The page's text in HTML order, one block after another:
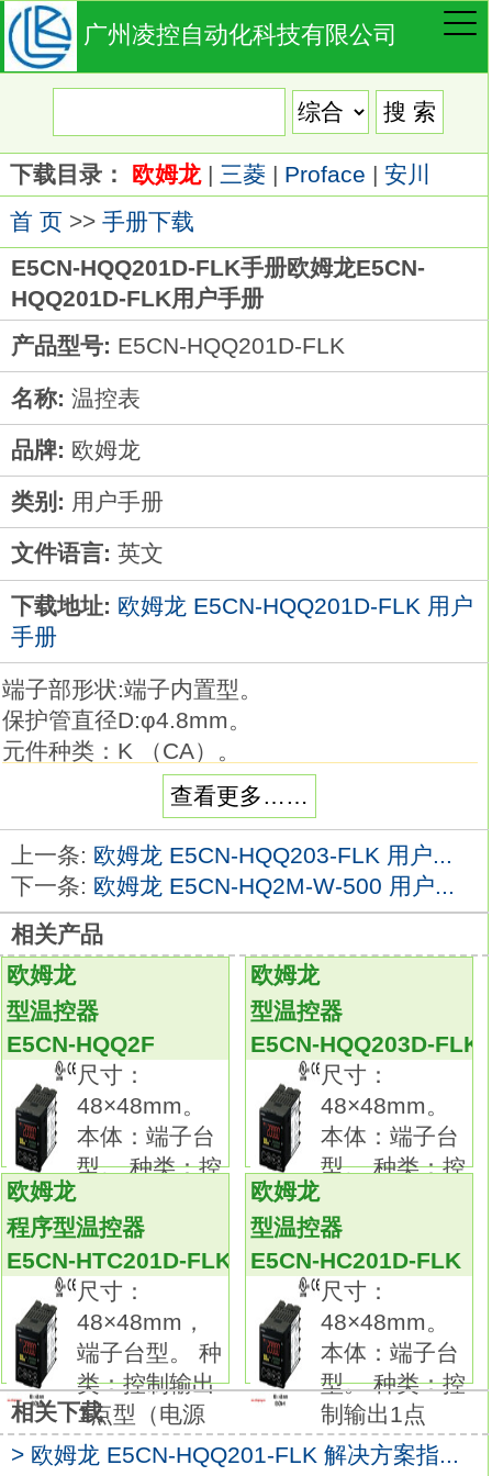
广州凌控自动化科技有限公司
下载目录： 欧姆龙| 三菱| Proface | 安川
首 页>> 手册下载
E5CN-HQQ201D-FLK手册欧姆龙E5CN-
HQQ201D-FLK用户手册
产品型号: E5CN-HQQ201D-FLK
名称: 温控表
品牌: 欧姆龙
类别: 用户手册
文件语言: 英文
下载地址: 欧姆龙 E5CN-HQQ201D-FLK 用户
手册
端子部形状:端子内置型。
保护管直径D:φ4.8mm。
元件种类：K （CA）。
保护管长度L：20cm。
品种丰富的高精度温度传感器系列。
在以往的M3螺钉对应品的基础上，
追加有助于降低配线工时的棒状端子对应品欧
姆龙E5CN-HQQ201D-FLK用户手册。
温度传感器是用作温控器的热感应部件。
可根据要测量的温度、场所、 周围环境选择
E5CN-HQQ201D-FLK
备有种类、形状、 长度及端子部形状各异的产
品。实现了超小型规格、高性能和丰富的机
种。
5.5mm超小型内置放大器。
最长检测距离2.5mm。工件晃动也能稳定检
测。
响应频率1kHz。
低消耗电流。
种类：直流3线式。
形状：非屏蔽。
检测面：下面。
检测距离：2.5mm。
输出形式：PNP。
动作模式：NC欧姆龙E5CN-HQQ201D-FLK用
户手册。尺寸：48×96mm。
查看更多……
上一条: 欧姆龙 E5CN-HQQ203-FLK 用户...
下一条: 欧姆龙 E5CN-HQ2M-W-500 用户...
相关产品
欧姆龙
型温控器
E5CN-HQQ2F
尺寸：
48×48mm。
本体：端子台
型。 种类：控
欧姆龙
型温控器
E5CN-HQQ203D-FLK
尺寸：
48×48mm。
本体：端子台
型。 种类：控
欧姆龙
程序型温控器
E5CN-HTC201D-FLK
尺寸：
48×48mm，
端子台型。 种
类：控制输出
1点型（电源
欧姆龙
型温控器
E5CN-HC201D-FLK
尺寸：
48×48mm。
本体：端子台
型。 种类：控
制输出1点
相关下载
> 欧姆龙 E5CN-HQQ201-FLK 解决方案指...